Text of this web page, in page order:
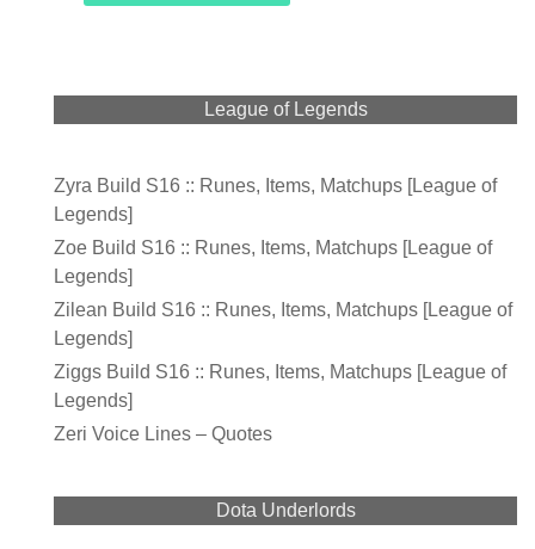
League of Legends
Zyra Build S16 :: Runes, Items, Matchups [League of
Legends]
Zoe Build S16 :: Runes, Items, Matchups [League of
Legends]
Zilean Build S16 :: Runes, Items, Matchups [League of
Legends]
Ziggs Build S16 :: Runes, Items, Matchups [League of
Legends]
Zeri Voice Lines – Quotes
Dota Underlords